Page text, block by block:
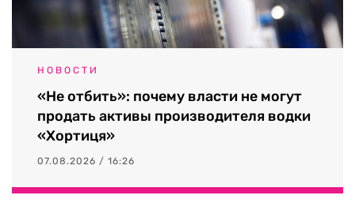
НОВОСТИ
«Не отбить»: почему власти не могут
продать активы производителя водки
«Хортиця»
07.08.2026 / 16:26